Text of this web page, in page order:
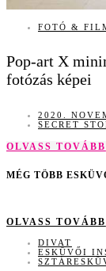
FOTÓ &
Pop-art X
fotózás képei
2020.
SECRET
OLVASS TOVÁBB
MÉG TÖBB
OLVASS TOVÁBB
DIVAT
ESKÜVŐI